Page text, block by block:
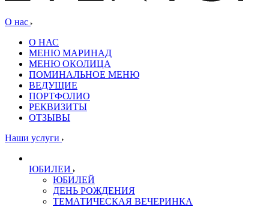
О нас
О НАС
МЕНЮ МАРИНАД
МЕНЮ ОКОЛИЦА
ПОМИНАЛЬНОЕ МЕНЮ
ВЕДУЩИЕ
ПОРТФОЛИО
РЕКВИЗИТЫ
ОТЗЫВЫ
Наши услуги
ЮБИЛЕИ
ЮБИЛЕЙ
ДЕНЬ РОЖДЕНИЯ
ТЕМАТИЧЕСКАЯ ВЕЧЕРИНКА